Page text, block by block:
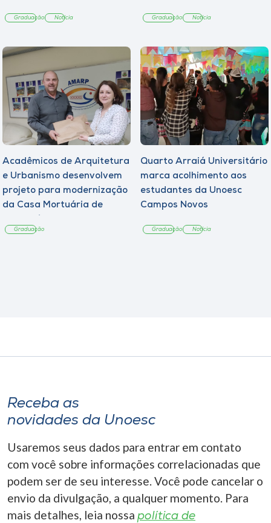
Graduação Notícia Graduação Notícia
Acadêmicos de Arquitetura
e Urbanismo desenvolvem
projeto para modernização
da Casa Mortuária de
Graduação
Quarto Arraiá Universitário
marca acolhimento aos
estudantes da Unoesc
Campos Novos
Graduação Notícia
Receba as
novidades da Unoesc
Usaremos seus dados para entrar em contato
com você sobre informações correlacionadas que
podem ser de seu interesse. Você pode cancelar o
envio da divulgação, a qualquer momento. Para
mais detalhes, leia nossa política de